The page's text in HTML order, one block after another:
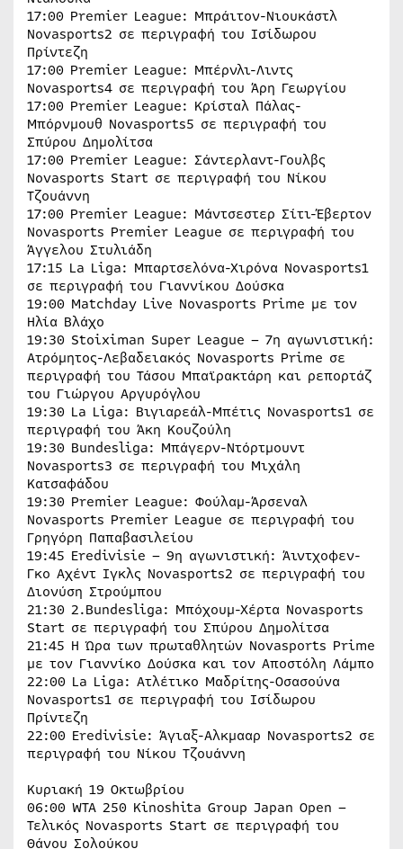
17:00 Premier League: Μπράιτον-Νιουκάστλ
Novasports2 σε περιγραφή του Ισίδωρου
Πρίντεζη
17:00 Premier League: Μπέρνλι-Λιντς
Novasports4 σε περιγραφή του Άρη Γεωργίου
17:00 Premier League: Κρίσταλ Πάλας-
Μπόρνμουθ Novasports5 σε περιγραφή του
Σπύρου Δημολίτσα
17:00 Premier League: Σάντερλαντ-Γουλβς
Novasports Start σε περιγραφή του Νίκου
Τζουάννη
17:00 Premier League: Μάντσεστερ Σίτι-Έβερτον
Novasports Premier League σε περιγραφή του
Άγγελου Στυλιάδη
17:15 La Liga: Μπαρτσελόνα-Χιρόνα Novasports1
σε περιγραφή του Γιαννίκου Δούσκα
19:00 Matchday Live Novasports Prime με τον
Ηλία Βλάχο
19:30 Stoiximan Super League – 7η αγωνιστική:
Ατρόμητος-Λεβαδειακός Novasports Prime σε
περιγραφή του Τάσου Μπαϊρακτάρη και ρεπορτάζ
του Γιώργου Αργυρόγλου
19:30 La Liga: Βιγιαρεάλ-Μπέτις Novasports1 σε
περιγραφή του Άκη Κουζούλη
19:30 Bundesliga: Μπάγερν-Ντόρτμουντ
Novasports3 σε περιγραφή του Μιχάλη
Κατσαφάδου
19:30 Premier League: Φούλαμ-Άρσεναλ
Novasports Premier League σε περιγραφή του
Γρηγόρη Παπαβασιλείου
19:45 Eredivisie – 9η αγωνιστική: Άιντχοφεν-
Γκο Αχέντ Ιγκλς Novasports2 σε περιγραφή του
Διονύση Στρούμπου
21:30 2.Bundesliga: Μπόχουμ-Χέρτα Novasports
Start σε περιγραφή του Σπύρου Δημολίτσα
21:45 Η Ώρα των πρωταθλητών Novasports Prime
με τον Γιαννίκο Δούσκα και τον Αποστόλη Λάμπο
22:00 La Liga: Ατλέτικο Μαδρίτης-Οσασούνα
Novasports1 σε περιγραφή του Ισίδωρου
Πρίντεζη
22:00 Eredivisie: Άγιαξ-Αλκμααρ Novasports2 σε
περιγραφή του Νίκου Τζουάννη
Κυριακή 19 Οκτωβρίου
06:00 WTA 250 Kinoshita Group Japan Open –
Τελικός Novasports Start σε περιγραφή του
Θάνου Σολούκου